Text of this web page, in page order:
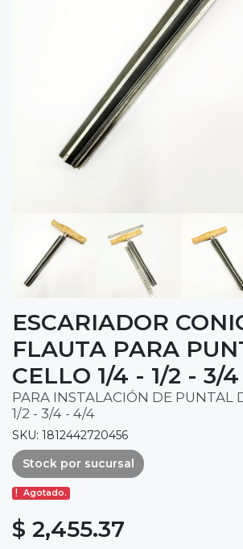
ESCARIADOR
FLAUTA PARA
CELLO 1/4 - 1/2 - 3/
PARA INSTALACIÓN DE PUNTAL
1/2 - 3/4 - 4/4
SKU: 1812442720456
Stock por sucursal
Agotado.
$ 2,455.37